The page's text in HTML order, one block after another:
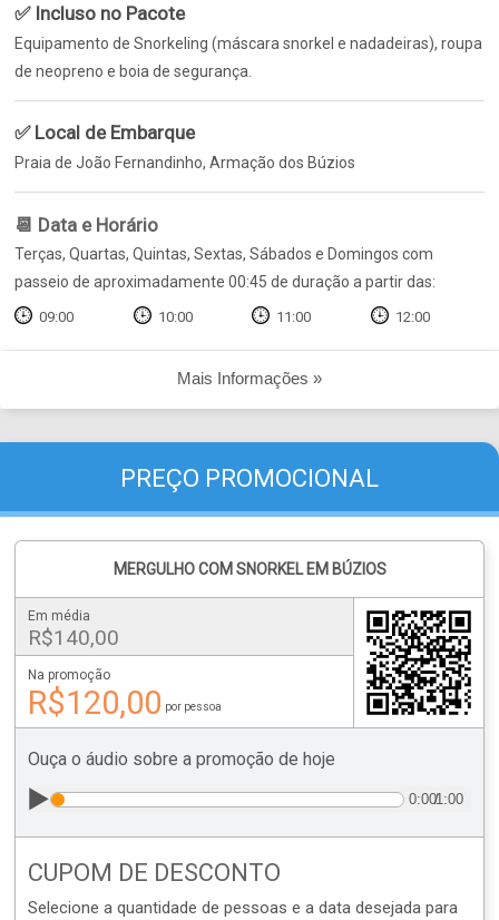
✅ Incluso no Pacote
Equipamento de Snorkeling (máscara snorkel e nadadeiras), roupa
de neopreno e boia de segurança.
✅ Local de Embarque
Praia de João Fernandinho, Armação dos Búzios
📆 Data e Horário
Terças, Quartas, Quintas, Sextas, Sábados e Domingos com
passeio de aproximadamente 00:45 de duração a partir das:
09:00 10:00 11:00 12:00
Mais Informações »
PREÇO PROMOCIONAL
MERGULHO COM SNORKEL EM BÚZIOS
Em média
R$140,00
Na promoção
R$120,00 por pessoa
Ouça o áudio sobre a promoção de hoje
▶️ 0:00/1:00
CUPOM DE DESCONTO
Selecione a quantidade de pessoas e a data desejada para